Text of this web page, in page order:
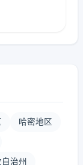
哈密地区
治州